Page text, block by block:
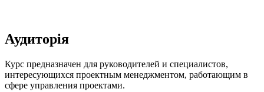
Аудиторія
Курс предназначен для руководителей и специалистов,
интересующихся проектным менеджментом, работающим в
сфере управления проектами.